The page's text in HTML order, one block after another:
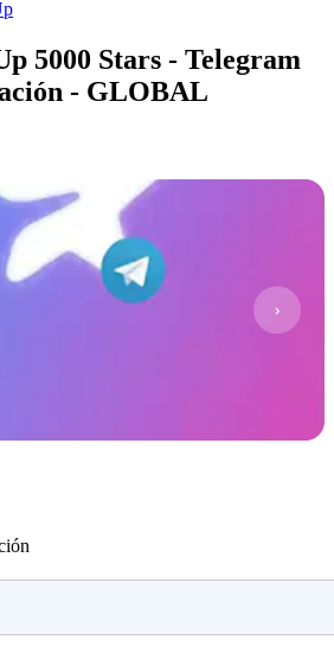
5000 Stars - Telegram
- GLOBAL